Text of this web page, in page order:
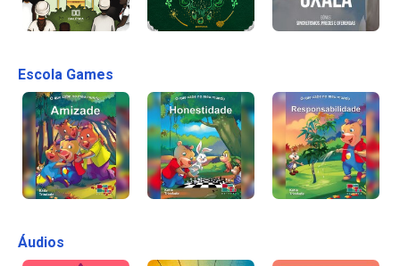
Escola Games
Áudios